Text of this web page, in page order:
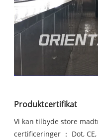
Produktcertifikat
Vi kan tilbyde store
certificeringer ： Dot, CE,